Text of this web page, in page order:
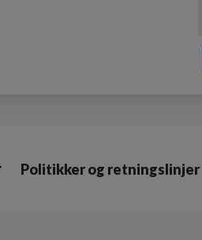
Politikker og retningslinjer